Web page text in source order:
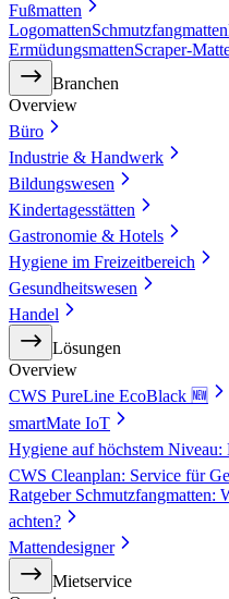
Fußmatten
LogomattenSchmutzfangmatten
ErmüdungsmattenScraper-
Branchen
Overview
Büro
Industrie & Handwerk
Bildungswesen
Kindertagesstätten
Gastronomie & Hotels
Hygiene im Freizeitbereich
Gesundheitswesen
Handel
Lösungen
Overview
CWS PureLine EcoBlack 🆕
smartMate IoT
Hygiene auf höchstem
CWS Cleanplan: Service für
Ratgeber Schmutzfangmatten:
achten?
Mattendesigner
Mietservice